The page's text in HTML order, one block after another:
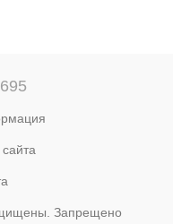
Запрещено